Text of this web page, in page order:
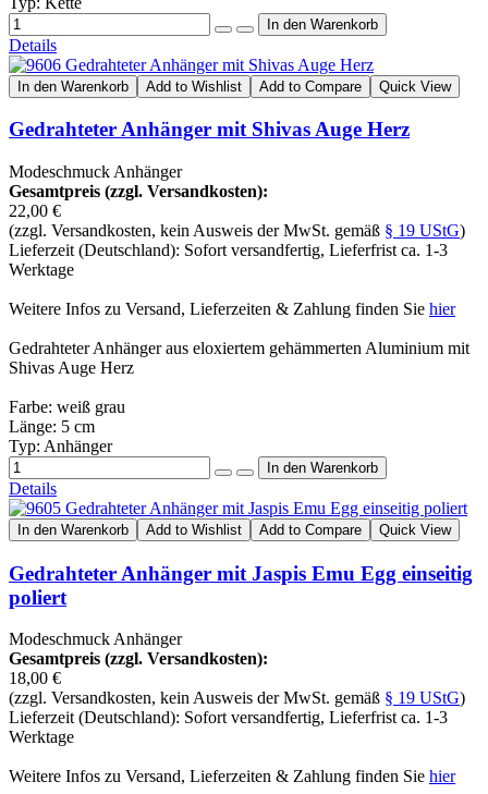
Details
In den Warenkorb Add to Wishlist Add to Compare Quick View
Gedrahteter Anhänger mit Shivas Auge Herz
Modeschmuck Anhänger
Gesamtpreis (zzgl. Versandkosten):
22,00 €
(zzgl. Versandkosten, kein Ausweis der MwSt. gemäß § 19 UStG)
Lieferzeit (Deutschland): Sofort versandfertig, Lieferfrist ca. 1-3
Werktage
Weitere Infos zu Versand, Lieferzeiten & Zahlung finden Sie hier
Gedrahteter Anhänger aus eloxiertem gehämmerten Aluminium mit
Shivas Auge Herz
Farbe: weiß grau
Länge: 5 cm
Typ: Anhänger
Details
In den Warenkorb Add to Wishlist Add to Compare Quick View
Gedrahteter Anhänger mit Jaspis Emu Egg einseitig
poliert
Modeschmuck Anhänger
Gesamtpreis (zzgl. Versandkosten):
18,00 €
(zzgl. Versandkosten, kein Ausweis der MwSt. gemäß § 19 UStG)
Lieferzeit (Deutschland): Sofort versandfertig, Lieferfrist ca. 1-3
Werktage
Weitere Infos zu Versand, Lieferzeiten & Zahlung finden Sie hier